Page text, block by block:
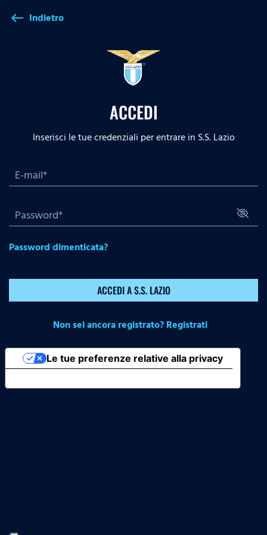
west Indietro
ACCEDI
Inserisci le tue credenziali per entrare in S.S. Lazio
Password dimenticata?
ACCEDI A S.S. LAZIO
Non sei ancora registrato? Registrati
Le tue preferenze relative alla privacy